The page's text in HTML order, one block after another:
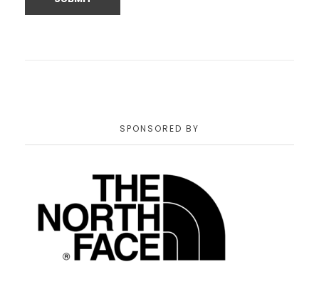
SPONSORED BY